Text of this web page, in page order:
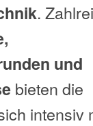
.
und
bieten die
intensiv